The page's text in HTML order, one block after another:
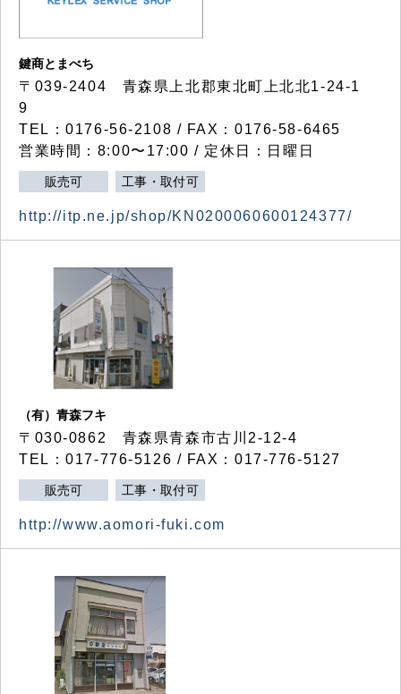
鍵商とまべち
〒039-2404 青森県上北郡東北町上北北1-24-1
9
TEL：0176-56-2108 / FAX：0176-58-6465
営業時間：8:00〜17:00 / 定休日：日曜日
販売可 工事・取付可
http://itp.ne.jp/shop/KN0200060600124377/
（有）青森フキ
〒030-0862 青森県青森市古川2-12-4
TEL：017-776-5126 / FAX：017-776-5127
販売可 工事・取付可
http://www.aomori-fuki.com